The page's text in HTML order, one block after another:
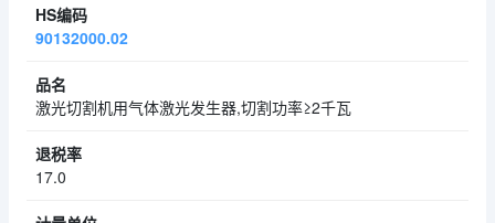
90132000.02
激光切割机用气体激光发生器,切割功率≥2千瓦
17.0